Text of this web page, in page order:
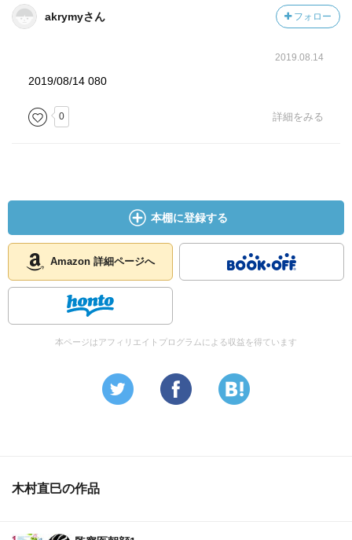
akrymyさん フォロー
2019.08.14
2019/08/14 080
0 詳細をみる
本棚に登録する
Amazon 詳細ページへ
本ページはアフィリエイトプログラムによる収益を得ています
木村直巳の作品